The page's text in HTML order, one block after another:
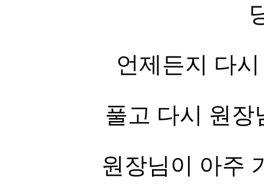
언제든지 다
풀고 다시 원장
원장님이 아주